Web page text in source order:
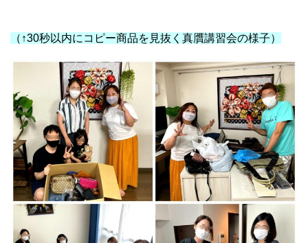
（↑30秒以内にコピー商品を見抜く真贋講習会の様子）